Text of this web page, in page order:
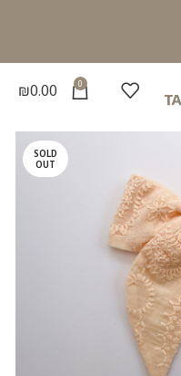
0
₪0.00
SOLD
OUT